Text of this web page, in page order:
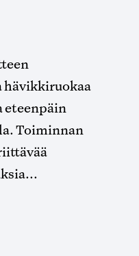
hävikkiruokaa
eteenpäin
Toiminnan